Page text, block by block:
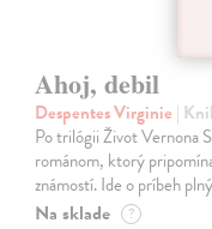
Ahoj, debil
Despentes Virginie |
Po trilógii Život Vernona
románom, ktorý
známostí. Ide o príbeh
Na sklade ?